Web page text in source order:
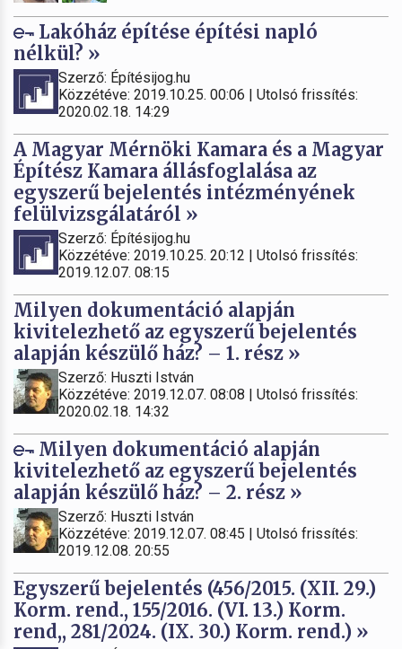
Lakóház építése építési napló
nélkül? »
Szerző: Építésijog.hu
Közzétéve: 2019.10.25. 00:06 | Utolsó frissítés:
2020.02.18. 14:29
A Magyar Mérnöki Kamara és a Magyar
Építész Kamara állásfoglalása az
egyszerű bejelentés intézményének
felülvizsgálatáról »
Szerző: Építésijog.hu
Közzétéve: 2019.10.25. 20:12 | Utolsó frissítés:
2019.12.07. 08:15
Milyen dokumentáció alapján
kivitelezhető az egyszerű bejelentés
alapján készülő ház? – 1. rész »
Szerző: Huszti István
Közzétéve: 2019.12.07. 08:08 | Utolsó frissítés:
2020.02.18. 14:32
Milyen dokumentáció alapján
kivitelezhető az egyszerű bejelentés
alapján készülő ház? – 2. rész »
Szerző: Huszti István
Közzétéve: 2019.12.07. 08:45 | Utolsó frissítés:
2019.12.08. 20:55
Egyszerű bejelentés (456/2015. (XII. 29.)
Korm. rend., 155/2016. (VI. 13.) Korm.
rend,, 281/2024. (IX. 30.) Korm. rend.) »